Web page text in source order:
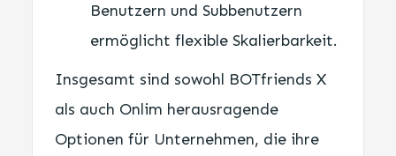
Benutzern und Subbenutzern
ermöglicht flexible Skalierbarkeit.
Insgesamt sind sowohl BOTfriends X
als auch Onlim herausragende
Optionen für Unternehmen, die ihre